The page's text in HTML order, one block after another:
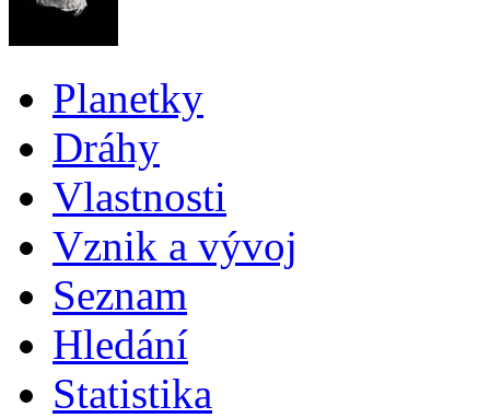
Planetky
Dráhy
Vlastnosti
Vznik a vývoj
Seznam
Hledání
Statistika